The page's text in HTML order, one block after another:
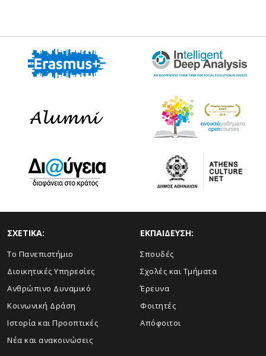
ΣΧΕΤΙΚΑ:
Το Πανεπιστήμιο
Διοικητικές Υπηρεσίες
Ανθρώπινο Δυναμικό
Κοινωνική Δράση
Ιστορία και Προοπτικές
Νέα και ανακοινώσεις
ΕΚΠΑΙΔΕΥΣΗ:
Σπουδές
Σχολές και Τμήματα
Έρευνα
Φοιτητές
Απόφοιτοι